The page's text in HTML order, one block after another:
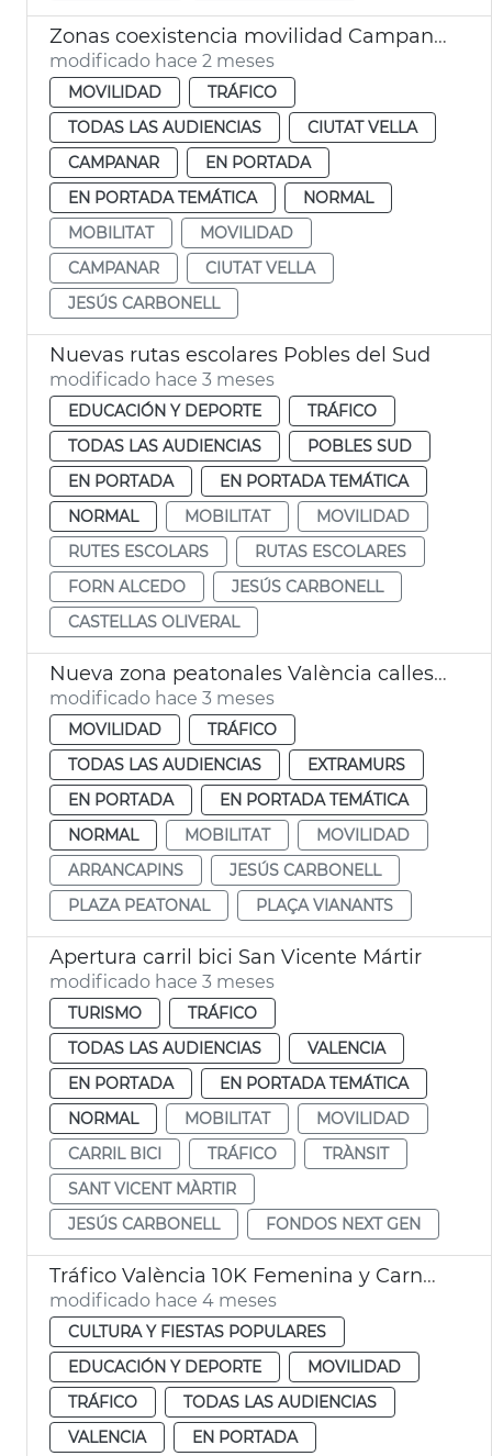
Zonas coexistencia movilidad Campanario y Ciutat Vella València
modificado hace 2 meses
MOVILIDAD
TRÁFICO
TODAS LAS AUDIENCIAS
CIUTAT VELLA
CAMPANAR
EN PORTADA
EN PORTADA TEMÁTICA
NORMAL
MOBILITAT
MOVILIDAD
CAMPANAR
CIUTAT VELLA
JESÚS CARBONELL
Nuevas rutas escolares Pobles del Sud
modificado hace 3 meses
EDUCACIÓN Y DEPORTE
TRÁFICO
TODAS LAS AUDIENCIAS
POBLES SUD
EN PORTADA
EN PORTADA TEMÁTICA
NORMAL
MOBILITAT
MOVILIDAD
RUTES ESCOLARS
RUTAS ESCOLARES
FORN ALCEDO
JESÚS CARBONELL
CASTELLAS OLIVERAL
Nueva zona peatonales València calles Sant Francesc de Borja y Alzira
modificado hace 3 meses
MOVILIDAD
TRÁFICO
TODAS LAS AUDIENCIAS
EXTRAMURS
EN PORTADA
EN PORTADA TEMÁTICA
NORMAL
MOBILITAT
MOVILIDAD
ARRANCAPINS
JESÚS CARBONELL
PLAZA PEATONAL
PLAÇA VIANANTS
Apertura carril bici San Vicente Mártir
modificado hace 3 meses
TURISMO
TRÁFICO
TODAS LAS AUDIENCIAS
VALENCIA
EN PORTADA
EN PORTADA TEMÁTICA
NORMAL
MOBILITAT
MOVILIDAD
CARRIL BICI
TRÁFICO
TRÀNSIT
SANT VICENT MÀRTIR
JESÚS CARBONELL
FONDOS NEXT GEN
Tráfico València 10K Femenina y Carnaval Russafa
modificado hace 4 meses
CULTURA Y FIESTAS POPULARES
EDUCACIÓN Y DEPORTE
MOVILIDAD
TRÁFICO
TODAS LAS AUDIENCIAS
VALENCIA
EN PORTADA